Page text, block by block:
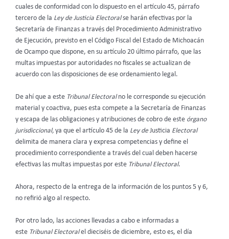
cuales de conformidad con lo dispuesto en el artículo 45, párrafo
tercero de la Ley de Justicia Electoralse harán efectivas por la
Secretaría de Finanzas a través del Procedimiento Administrativo
de Ejecución, previsto en el Código Fiscal del Estado de Michoacán
de Ocampo que dispone, en su artículo 20 último párrafo, que las
multas impuestas por autoridades no fiscales se actualizan de
acuerdo con las disposiciones de ese ordenamiento legal.
De ahí que a este Tribunal Electoralno le corresponde su ejecución
material y coactiva, pues esta compete a la Secretaría de Finanzas
y escapa de las obligaciones y atribuciones de cobro de este órgano
jurisdiccional, ya que el artículo 45 de la Ley deJusticia Electoral
delimita de manera clara y expresa competencias y define el
procedimiento correspondiente a través del cual deben hacerse
efectivas las multas impuestas por este Tribunal Electoral.
Ahora, respecto de la entrega de la información de los puntos 5 y 6,
no refirió algo al respecto.
Por otro lado, las acciones llevadas a cabo e informadas a
este Tribunal Electoralel dieciséis de diciembre, esto es, el día